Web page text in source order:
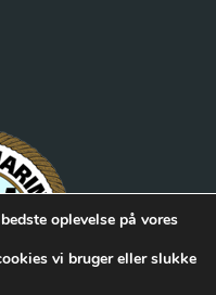
oplevelse på vores
vi bruger eller slukke